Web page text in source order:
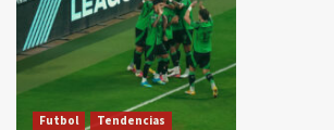
Futbol Tendencias